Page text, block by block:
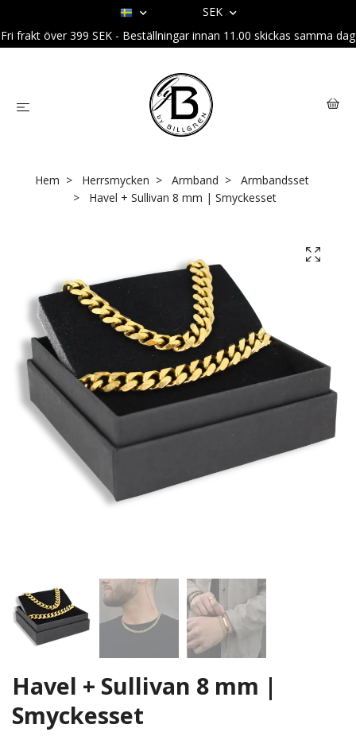
SEK
Fri frakt över 399 SEK - Beställningar innan 11.00 skickas samma dag
Hem Herrsmycken Armband
Armbandsset
Havel + Sullivan 8 mm | Smyckesset
Havel + Sullivan 8 mm |
Smyckesset